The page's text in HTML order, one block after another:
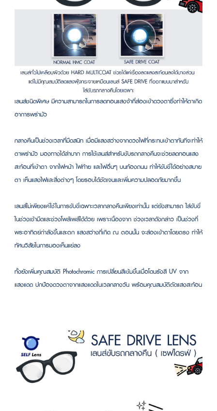
เลนส์ชนิดพิเศษ มีความสามารถในการลดทอนแสงจ้าที่ส่องเข้าดวงตาซึ่งทำให้ตาเกิด
อาการพร่ามัว
กลางคืนเป็นช่วงเวลาที่มืดสนิท เมื่อมีแสงสว่างจากดวงไฟที่กระทบเข้าตาทันทีจะทำให้
ตาพร่ามัว มองทางได้ลำบาก การใช้เลนส์สำหรับขับรถกลางคืนจะช่วยลดทอนแสง
สะท้อนที่เข้าตา จากไฟหน้า ไฟท้าย และไฟอื่นๆ บนท้องถนน ทำให้ขับขี่ได้อย่างสบาย
ตา เห็นแสงไฟและสิ่งต่างๆ โดยรอบได้ชัดเจนและเพิ่มความปลอดภัยมากขึ้น
เลนส์ไม่เพียงแค่ใช้ในการขับขี่เฉพาะเวลากลางคืนเพียงเท่านั้น แต่ยังสามารถ ใส่ขับขี่
ในช่วงเช้ามืดและช่วงโพล้เพล้ได้ด้วย เพราะเนื่องจาก ช่วงเวลาดังกล่าว เป็นช่วงที่
พระอาทิตย์กำลังขึ้นและตก แสงสว่างที่เกิด ณ ตอนนั้น จะส่องเข้าตาโดยตรง ทำให้
ทัศนวิสัยในการมองเห็นแย่ลง
ทั้งยังเพิ่มคุณสมบัติ Photochromic การเปลี่ยนสีเข้มขึ้นเมื่อโดนรังสี UV จาก
แสงแดด ปกป้องดวงตาจากแสงแดดในเวลกลางวัน พร้อมคุณสมบัติตัดแสงสะท้อน